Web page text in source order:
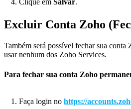
Clique em Salvar.
Excluir Conta Zoho
Também será possível fechar sua conta
usar nenhum dos Zoho Services.
Para fechar sua conta Zoho
Faça login no https://